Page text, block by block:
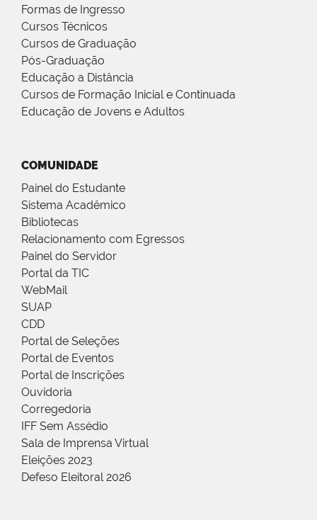
Formas de Ingresso
Cursos Técnicos
Cursos de Graduação
Pós-Graduação
Educação a Distância
Cursos de Formação Inicial e Continuada
Educação de Jovens e Adultos
COMUNIDADE
Painel do Estudante
Sistema Acadêmico
Bibliotecas
Relacionamento com Egressos
Painel do Servidor
Portal da TIC
WebMail
SUAP
CDD
Portal de Seleções
Portal de Eventos
Portal de Inscrições
Ouvidoria
Corregedoria
IFF Sem Assédio
Sala de Imprensa Virtual
Eleições 2023
Defeso Eleitoral 2026